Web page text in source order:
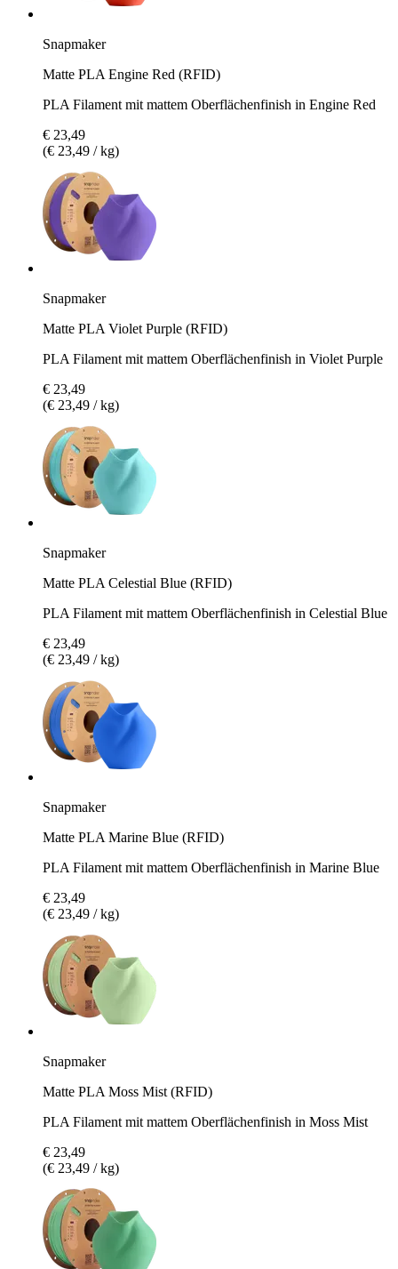
Snapmaker
Matte PLA Engine Red (RFID)
PLA Filament mit mattem Oberflächenfinish in Engine Red
€ 23,49
(€ 23,49 / kg)
Snapmaker
Matte PLA Violet Purple (RFID)
PLA Filament mit mattem Oberflächenfinish in Violet Purple
€ 23,49
(€ 23,49 / kg)
Snapmaker
Matte PLA Celestial Blue (RFID)
PLA Filament mit mattem Oberflächenfinish in Celestial Blue
€ 23,49
(€ 23,49 / kg)
Snapmaker
Matte PLA Marine Blue (RFID)
PLA Filament mit mattem Oberflächenfinish in Marine Blue
€ 23,49
(€ 23,49 / kg)
Snapmaker
Matte PLA Moss Mist (RFID)
PLA Filament mit mattem Oberflächenfinish in Moss Mist
€ 23,49
(€ 23,49 / kg)